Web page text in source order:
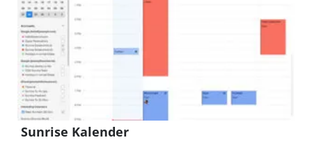
Sunrise Kalender